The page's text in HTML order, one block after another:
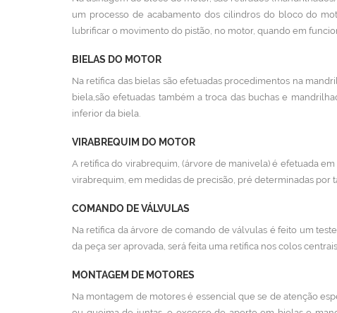
um processo de acabamento dos cilindros do bloco do
lubrificar o movimento do pistão, no motor, quando em
BIELAS DO MOTOR
Na retífica das bielas são efetuadas procedimentos na
biela,são efetuadas também a troca das buchas e
inferior da biela.
VIRABREQUIM DO MOTOR
A retífica do virabrequim, (árvore de manivela) é efetuada
virabrequim, em medidas de precisão, pré determinadas por
COMANDO DE VÁLVULAS
Na retífica da árvore de comando de válvulas é feito um
da peça ser aprovada, será feita uma retífica nos colos
MONTAGEM DE MOTORES
Na montagem de motores é essencial que se de atenção